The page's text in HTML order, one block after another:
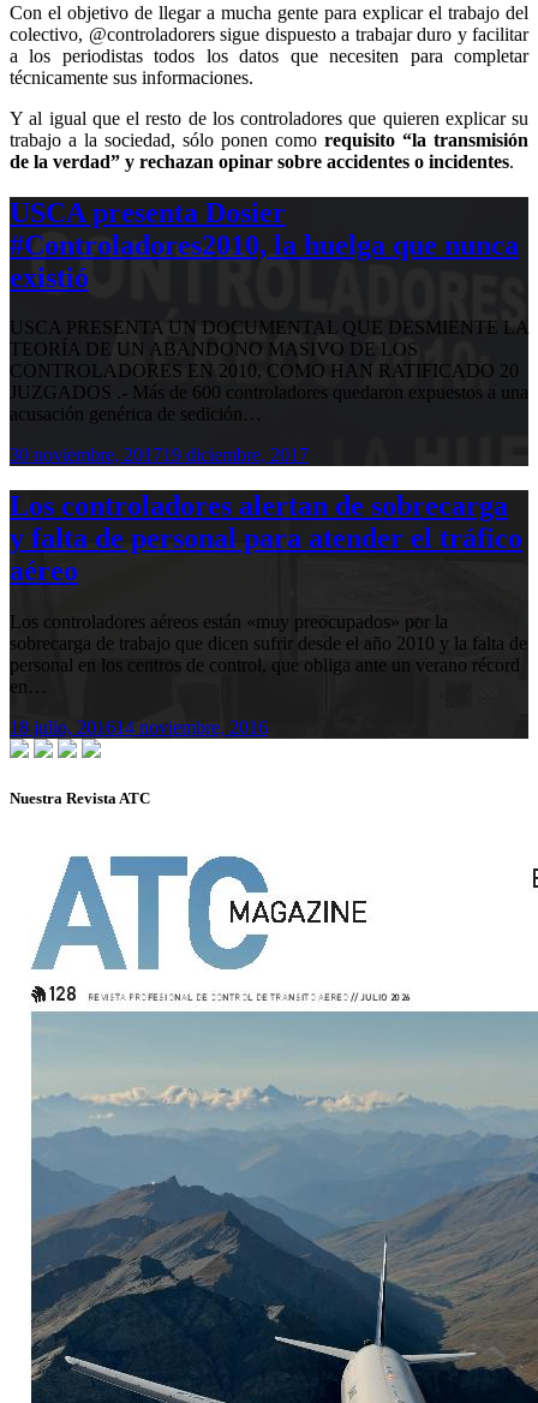
Con el objetivo de llegar a mucha gente para explicar el trabajo del
colectivo, @controladorers sigue dispuesto a trabajar duro y facilitar
a los periodistas todos los datos que necesiten para completar
técnicamente sus informaciones.
Y al igual que el resto de los controladores que quieren explicar su
trabajo a la sociedad, sólo ponen como requisito “la transmisión
de la verdad” y rechazan opinar sobre accidentes o incidentes.
USCA presenta Dosier
#Controladores2010, la huelga que nunca
existió
USCA PRESENTA UN DOCUMENTAL QUE DESMIENTE LA
TEORÍA DE UN ABANDONO MASIVO DE LOS
CONTROLADORES EN 2010, COMO HAN RATIFICADO 20
JUZGADOS .- Más de 600 controladores quedaron expuestos a una
acusación genérica de sedición…
30 noviembre, 201719 diciembre, 2017
Los controladores alertan de sobrecarga
y falta de personal para atender el tráfico
aéreo
Los controladores aéreos están «muy preocupados» por la
sobrecarga de trabajo que dicen sufrir desde el año 2010 y la falta de
personal en los centros de control, que obliga ante un verano récord
en…
18 julio, 201614 noviembre, 2016
Nuestra Revista ATC